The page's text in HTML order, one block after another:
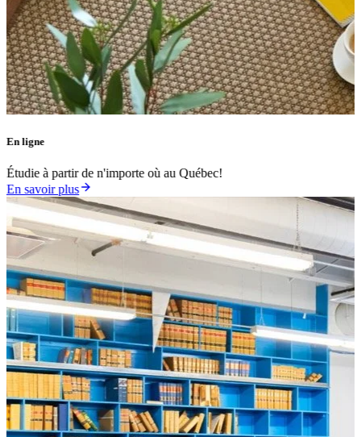
En ligne
Étudie à partir de n'importe où au Québec!
En savoir plus